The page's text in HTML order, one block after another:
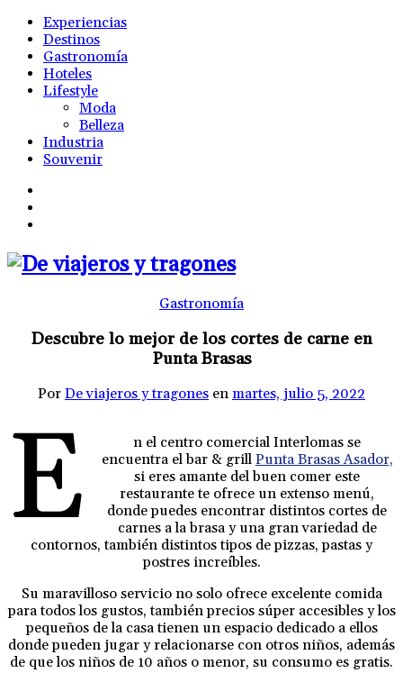
Experiencias
Destinos
Gastronomía
Hoteles
Lifestyle
Moda
Belleza
Industria
Souvenir
Gastronomía
Descubre lo mejor de los cortes de carne en
Punta Brasas
Por De viajeros y tragones en martes, julio 5, 2022
E
n el centro comercial Interlomas se
encuentra el bar & grill Punta Brasas Asador,
si eres amante del buen comer este
restaurante te ofrece un extenso menú,
donde puedes encontrar distintos cortes de
carnes a la brasa y una gran variedad de
contornos, también distintos tipos de pizzas, pastas y
postres increíbles.
Su maravilloso servicio no solo ofrece excelente comida
para todos los gustos, también precios súper accesibles y los
pequeños de la casa tienen un espacio dedicado a ellos
donde pueden jugar y relacionarse con otros niños, además
de que los niños de 10 años o menor, su consumo es gratis.